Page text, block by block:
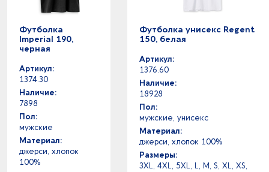
прозрачный - серебристый
прозрачный - серый
прозрачный - темно-серый
прозрачный - темно-синий
прозрачный - фиолетовый
прозрачный - черный
прозрачный -
бордо - разноцветный
бордо - разноцветный
бордо -
бордовый - коричневый
нейлон
нейлон 20%
нейлон 100%
нержавеющая cталь
нержавеющая сталь
нетканый материал
никель
оксфорд
олово
органический хлопок 100%
Футболка
Imperial 190,
черная
Артикул:
1374.30
Наличие:
7898
Пол:
мужские
Материал:
джерси, хлопок
100%
Футболка унисекс Regent
150, белая
Артикул:
1376.60
Наличие:
18928
Пол:
мужские, унисекс
Материал:
джерси, хлопок 100%
Размеры:
3XL, 4XL, 5XL, L, M, S, XL, XS,